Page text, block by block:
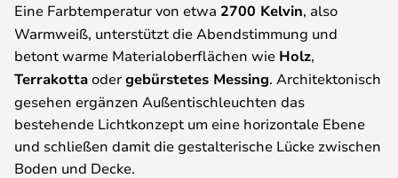
Eine Farbtemperatur von etwa 2700 Kelvin, also
Warmweiß, unterstützt die Abendstimmung und
betont warme Materialoberflächen wie Holz,
Terrakottaodergebürstetes Messing. Architektonisch
gesehen ergänzen Außentischleuchten das
bestehende Lichtkonzept um eine horizontale Ebene
und schließen damit die gestalterische Lücke zwischen
Boden und Decke.